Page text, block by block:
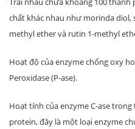
chất khác nhau như morinda diol,
methyl ether và rutin 1-methyl
Hoạt độ của enzyme chống oxy
Peroxidase (P-ase).
Hoạt tính của enzyme C-ase
protein, đây là một loại enzyme